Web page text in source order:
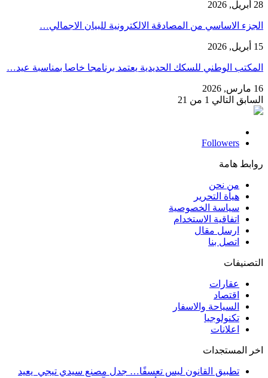
28 أبريل, 2026
الجزء الاساسي من المصادقة الالكترونية للبيان الاجمالي…
15 أبريل, 2026
المكتب الوطني للسكك الحديدية يعتمد برنامجا خاصا بمناسبة عيد…
16 مارس, 2026
السابق التالي 1 من 21
Followers
روابط هامة
من نحن
هيأة التحرير
سياسة الخصوصية
اتفاقية الاستخدام
ارسل مقال
اتصل بنا
التصنيفات
عقارات
اقتصاد
السياحة والاسفار
تكنولوجيا
اعلانات
اخر المستجدات
تطبيق القانون ليس تعسفًا… جدل مصنع سيدي تيجي يعيد